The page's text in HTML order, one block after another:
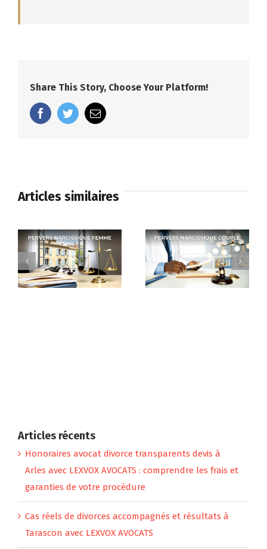
Share This Story, Choose Your Platform!
facebooktwitterEmail
Articles similaires
Articles récents
Honoraires avocat divorce transparents devis à
Arles avec LEXVOX AVOCATS : comprendre les frais et
garanties de votre procédure
Cas réels de divorces accompagnés et résultats à